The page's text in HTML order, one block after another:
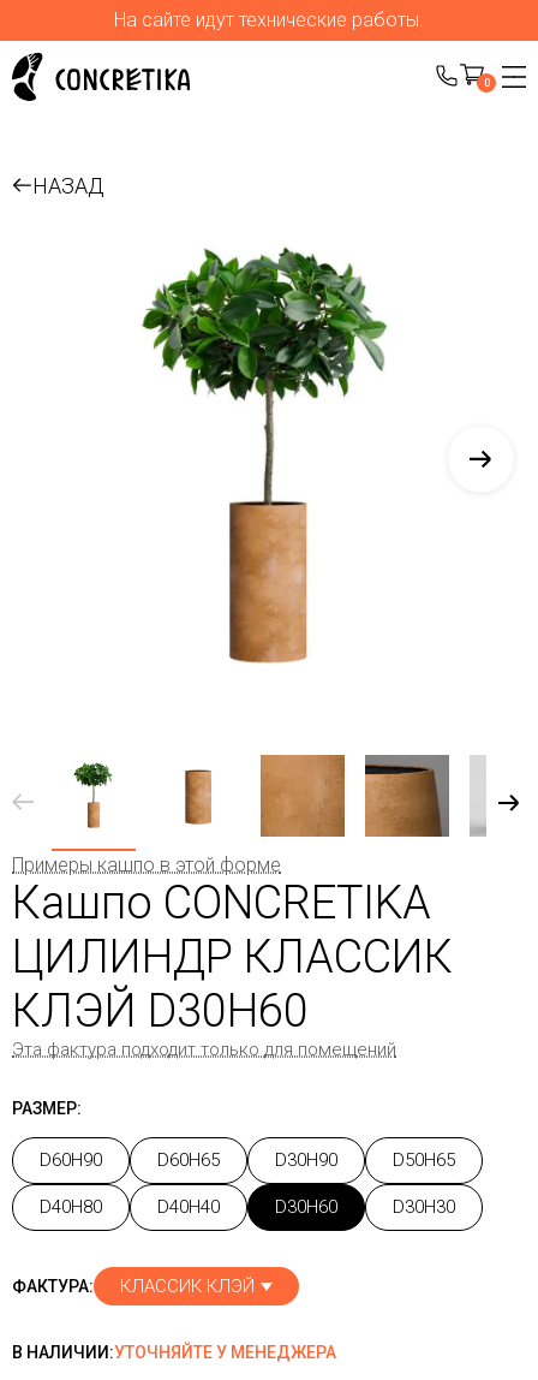
На сайте идут технические работы.
0
НАЗАД
Примеры кашпо в этой форме
Кашпо CONCRETIKA
ЦИЛИНДР КЛАССИК
КЛЭЙ D30H60
Эта фактура подходит только для помещений
РАЗМЕР:
D60H90 D60H65 D30H90 D50H65
D40H80 D40H40 D30H60 D30H30
ФАКТУРА: КЛАССИК КЛЭЙ
В НАЛИЧИИ:УТОЧНЯЙТЕ У МЕНЕДЖЕРА